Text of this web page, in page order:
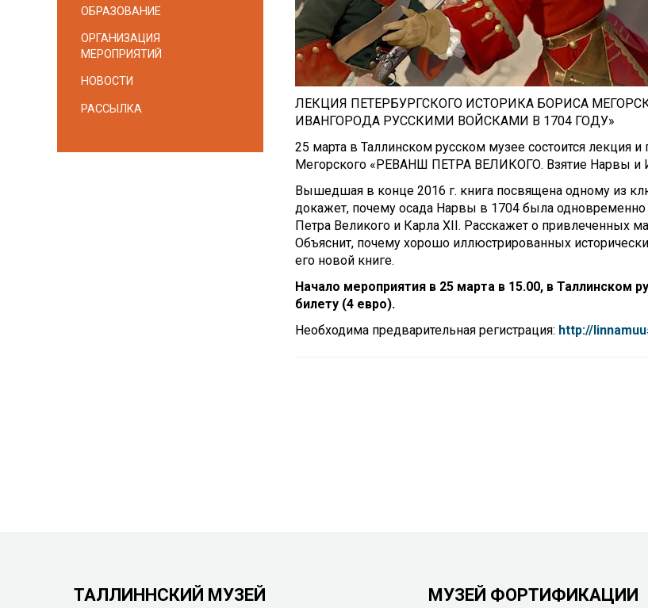
ОБРАЗОВАНИЕ
ОРГАНИЗАЦИЯ
МЕРОПРИЯТИЙ
НОВОСТИ
РАССЫЛКА
ЛЕКЦИЯ ПЕТЕРБУРГСКОГО ИСТОРИКА БОРИСА
ИВАНГОРОДА РУССКИМИ ВОЙСКАМИ В 1704 ГОДУ»
25 марта в Таллинском русском музее состоится лекция и
Мегорского «РЕВАНШ ПЕТРА ВЕЛИКОГО. Взятие Нарвы и
Вышедшая в конце 2016 г. книга посвящена одному из
докажет, почему осада Нарвы в 1704 была
Петра Великого и Карла XII. Расскажет о привлеченных
Объяснит, почему хорошо иллюстрированных
его новой книге.
Начало мероприятия в 25 марта в 15.00, в Таллинском
билету (4 евро).
Необходима предварительная регистрация: http://
ТАЛЛИННСКИЙ МУЗЕЙ
МУЗЕЙ ФОРТИФИКАЦИИ